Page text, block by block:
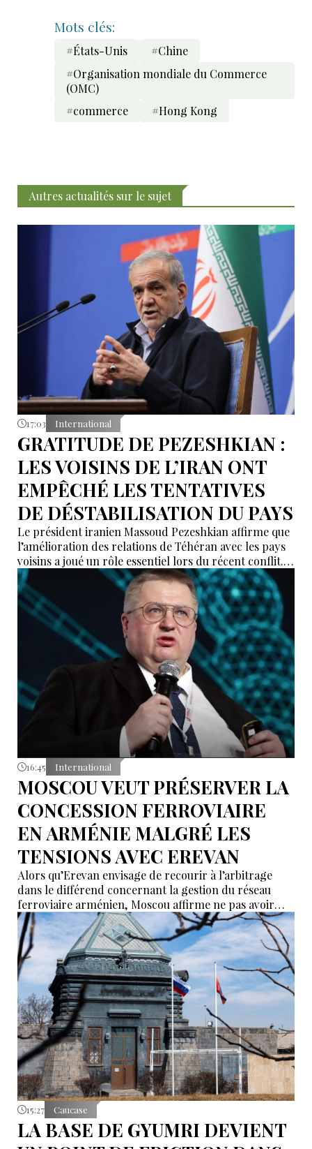
Mots clés:
#États-Unis
#Chine
#Organisation mondiale du Commerce
(OMC)
#commerce
#Hong Kong
Autres actualités sur le sujet
17:03 International
GRATITUDE DE PEZESHKIAN :
LES VOISINS DE L’IRAN ONT
EMPÊCHÉ LES TENTATIVES
DE DÉSTABILISATION DU PAYS
Le président iranien Massoud Pezeshkian affirme que
l’amélioration des relations de Téhéran avec les pays
voisins a joué un rôle essentiel lors du récent conflit.
Selon lui, les États de la région auraient empêché des
tentatives d’infiltration et de troubles aux frontières
nord-ouest et sud-est de l’Iran.
16:45 International
MOSCOU VEUT PRÉSERVER LA
CONCESSION FERROVIAIRE
EN ARMÉNIE MALGRÉ LES
TENSIONS AVEC EREVAN
Alors qu’Erevan envisage de recourir à l’arbitrage
dans le différend concernant la gestion du réseau
ferroviaire arménien, Moscou affirme ne pas avoir
reçu de demande officielle visant à mettre fin à la
concession du « Chemin de fer du Caucase du Sud ».
Le vice-Premier ministre russe Alexeï Overchouk
défend la poursuite de la concession et appelle au
dialogue.
15:27 Caucase
LA BASE DE GYUMRI DEVIENT